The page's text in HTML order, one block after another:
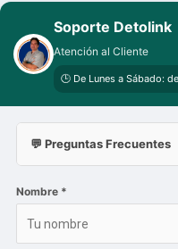
Soporte Detolink
Atención al Cliente
🕒 De Lunes a Sábado:
💬 Preguntas Frecuentes
Nombre *